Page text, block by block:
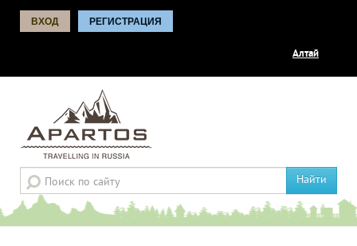
ВХОД РЕГИСТРАЦИЯ
Алтай
Найти